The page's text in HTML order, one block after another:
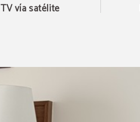
TV vía satélite